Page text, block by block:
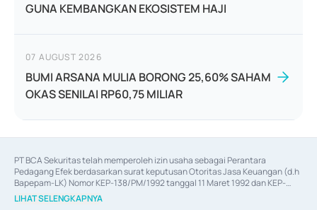
GUNA KEMBANGKAN EKOSISTEM HAJI
07 AUGUST 2026
BUMI ARSANA MULIA BORONG 25,60% SAHAM
OKAS SENILAI RP60,75 MILIAR
PT BCA Sekuritas telah memperoleh izin usaha sebagai Perantara
Pedagang Efek berdasarkan surat keputusan Otoritas Jasa Keuangan (d.h
Bapepam-LK) Nomor KEP-138/PM/1992 tanggal 11 Maret 1992 dan KEP-
06/D.04/2014 tanggal 28 Februari 2014, izin usaha sebagai Penjamin Emisi
Efek berdasarkan surat keputusan Otoritas Jasa Keuangan Nomor KEP-
LIHAT SELENGKAPNYA